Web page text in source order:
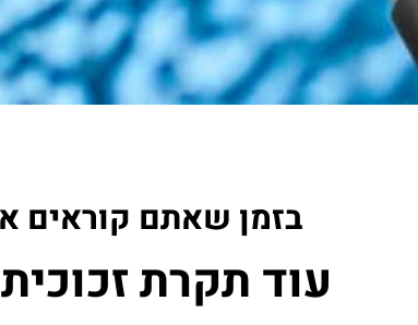
בזמן שאתם קוראים
עוד תקרת